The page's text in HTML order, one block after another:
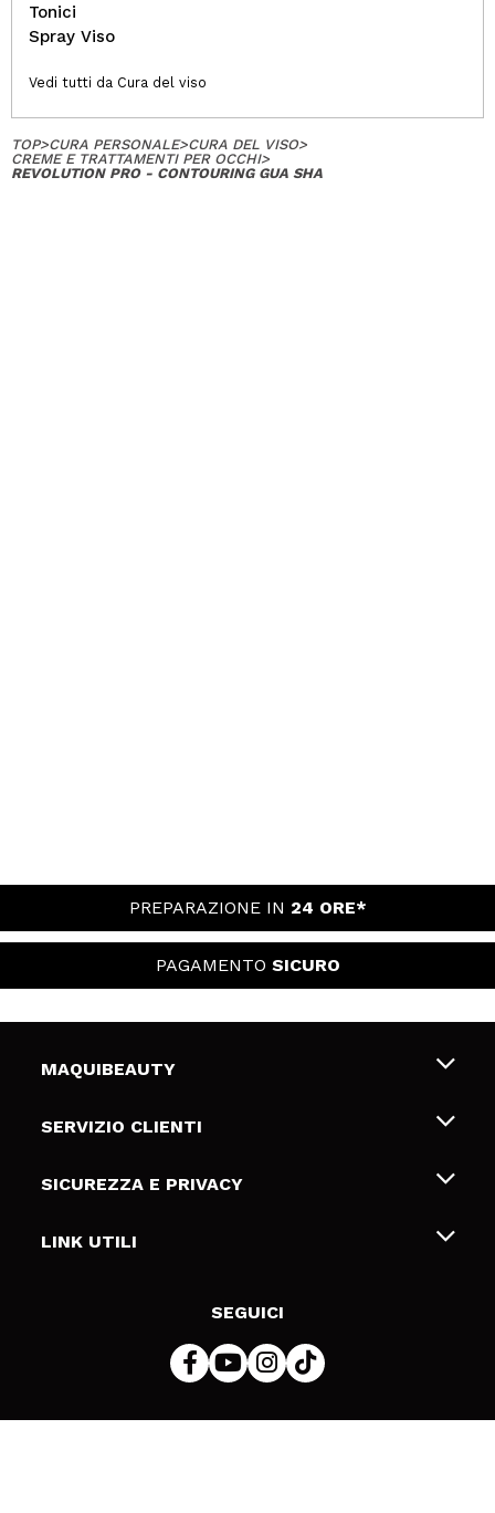
Tonici
Spray Viso
Vedi tutti da Cura del viso
TOP>CURA PERSONALE>CURA DEL VISO>
CREME E TRATTAMENTI PER OCCHI>
REVOLUTION PRO - CONTOURING GUA SHA
PREPARAZIONE IN 24 ORE*
PAGAMENTO SICURO
MAQUIBEAUTY
Chi siamo
Gift Cards
SERVIZIO CLIENTI
Spedizioni & Resi
Metodi di pagamamento
SICUREZZA E PRIVACY
Termini e condizioni
LINK UTILI
SEGUICI